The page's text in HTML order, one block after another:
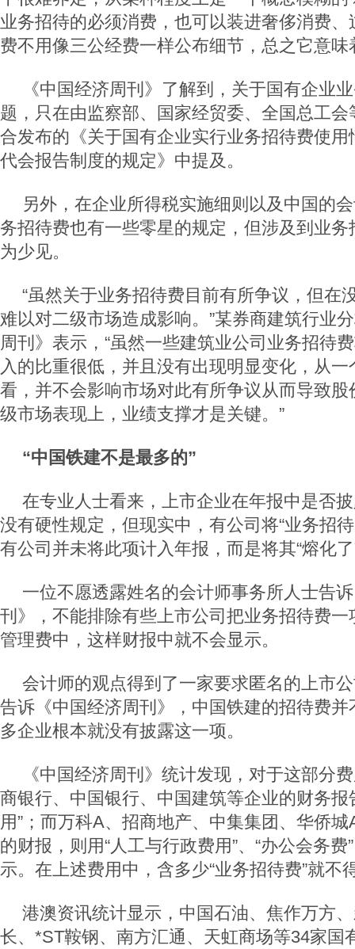
业务招待的必须消费，也可以装进奢侈消费
费不用像三公经费一样公布细节，总之它意味
《中国经济周刊》了解到，关于国有企业
题，只在由监察部、国家经贸委、全国总工
合发布的《关于国有企业实行业务招待费使
代会报告制度的规定》中提及。
另外，在企业所得税实施细则以及中国的
务招待费也有一些零星的规定，但涉及到业
为少见。
“虽然关于业务招待费目前有所争议，但在
难以对二级市场造成影响。”某券商建筑行业
周刊》表示，“虽然一些建筑业公司业务招待
入的比重很低，并且没有出现明显变化，从
看，并不会影响市场对此有所争议从而导致
级市场表现上，业绩支撑才是关键。”
“中国铁建不是最多的”
在专业人士看来，上市企业在年报中是否披
没有硬性规定，但现实中，有公司将“业务招
有公司并未将此项计入年报，而是将其“熔化了
一位不愿透露姓名的会计师事务所人士告
刊》，不能排除有些上市公司把业务招待费
管理费中，这样财报中就不会显示。
会计师的观点得到了一家要求匿名的上市
告诉《中国经济周刊》，中国铁建的招待费
多企业根本就没有披露这一项。
《中国经济周刊》统计发现，对于这部分
商银行、中国银行、中国建筑等企业的财务报
用”；而万科A、招商地产、中集集团、华侨
的财报，则用“人工与行政费用”、“办公会务费
示。在上述费用中，含多少“业务招待费”就不
港澳资讯统计显示，中国石油、焦作万方
长、*ST鞍钢、南方汇通、天虹商场等34家国